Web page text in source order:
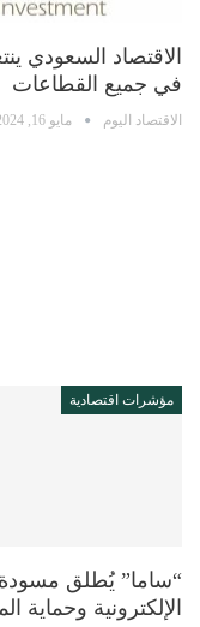
الاقتصاد السعودي
في جميع القطاعات
الاقتصاد اليوم مايو 16, 2024
مؤشرات اقتصادية
“ساما” يُطلق مسودة
الإلكترونية وحماية